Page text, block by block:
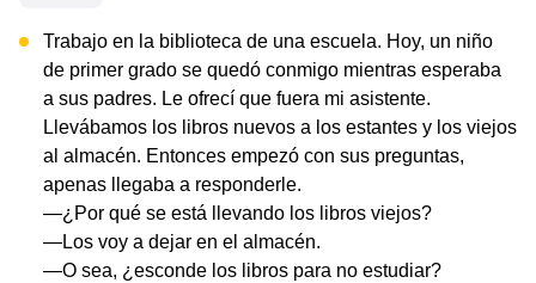
Trabajo en la biblioteca de una escuela. Hoy, un niño
de primer grado se quedó conmigo mientras esperaba
a sus padres. Le ofrecí que fuera mi asistente.
Llevábamos los libros nuevos a los estantes y los viejos
al almacén. Entonces empezó con sus preguntas,
apenas llegaba a responderle.
—¿Por qué se está llevando los libros viejos?
—Los voy a dejar en el almacén.
—O sea, ¿esconde los libros para no estudiar?